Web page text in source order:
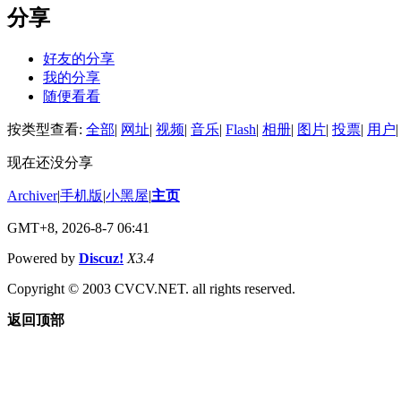
分享
好友的分享
我的分享
随便看看
按类型查看: 全部| 网址| 视频| 音乐| Flash| 相册| 图片| 投票| 用户|
现在还没分享
Archiver|手机版|小黑屋|主页
GMT+8, 2026-8-7 06:41
Powered by Discuz! X3.4
Copyright © 2003 CVCV.NET. all rights reserved.
返回顶部